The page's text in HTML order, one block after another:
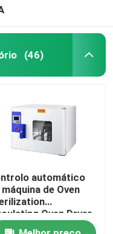
(46)
automático
máquina de Oven
Oven Dryer
ar quente de DHG